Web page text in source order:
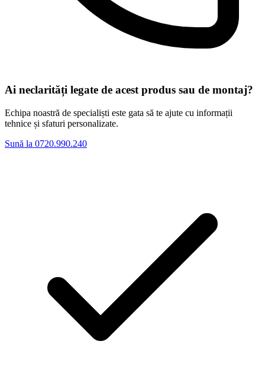
Ai neclarități legate de acest produs sau de montaj?
Echipa noastră de specialiști este gata să te ajute cu informații
tehnice și sfaturi personalizate.
Sună la 0720.990.240